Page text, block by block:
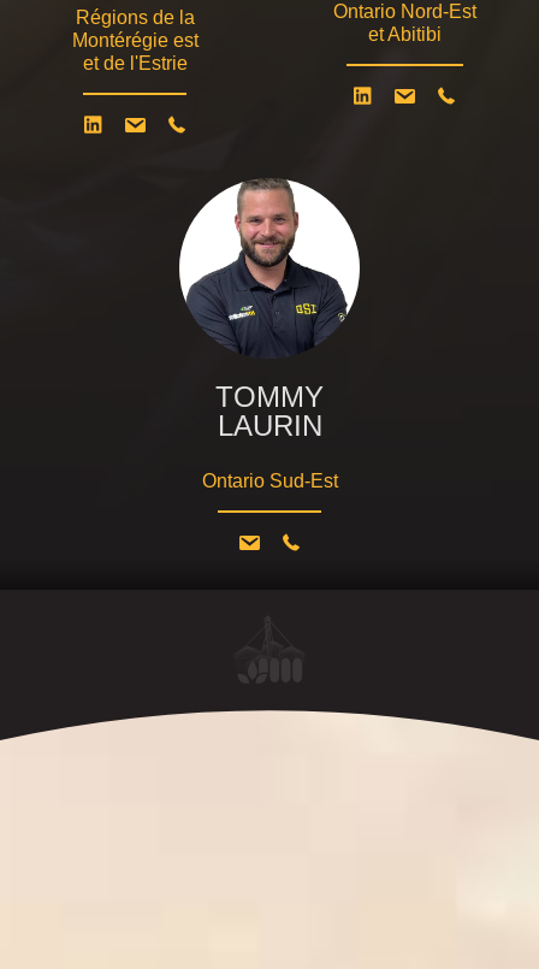
Régions de la
Montérégie est
et de l'Estrie
Ontario Nord-Est
et Abitibi
TOMMY
LAURIN
Ontario Sud-Est